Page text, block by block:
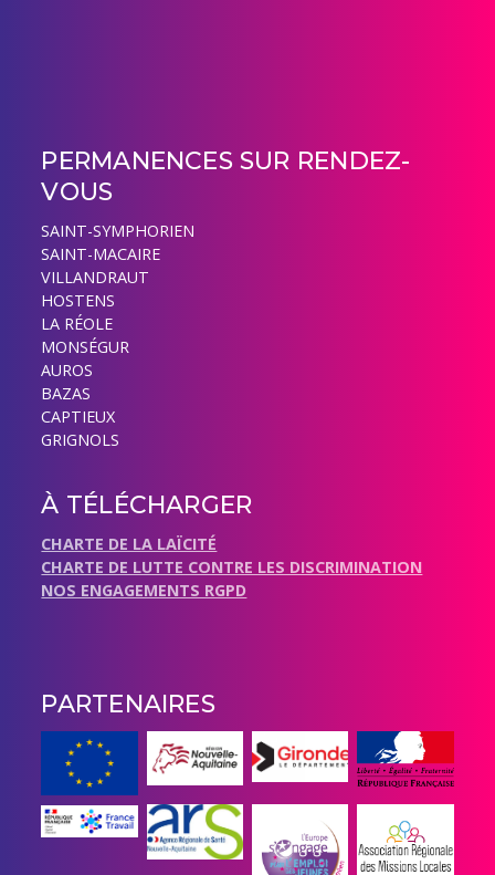
PERMANENCES SUR RENDEZ-
VOUS
SAINT-SYMPHORIEN
SAINT-MACAIRE
VILLANDRAUT
HOSTENS
LA RÉOLE
MONSÉGUR
AUROS
BAZAS
CAPTIEUX
GRIGNOLS
À TÉLÉCHARGER
CHARTE DE LA LAÏCITÉ
CHARTE DE LUTTE CONTRE LES DISCRIMINATION
NOS ENGAGEMENTS RGPD
PARTENAIRES